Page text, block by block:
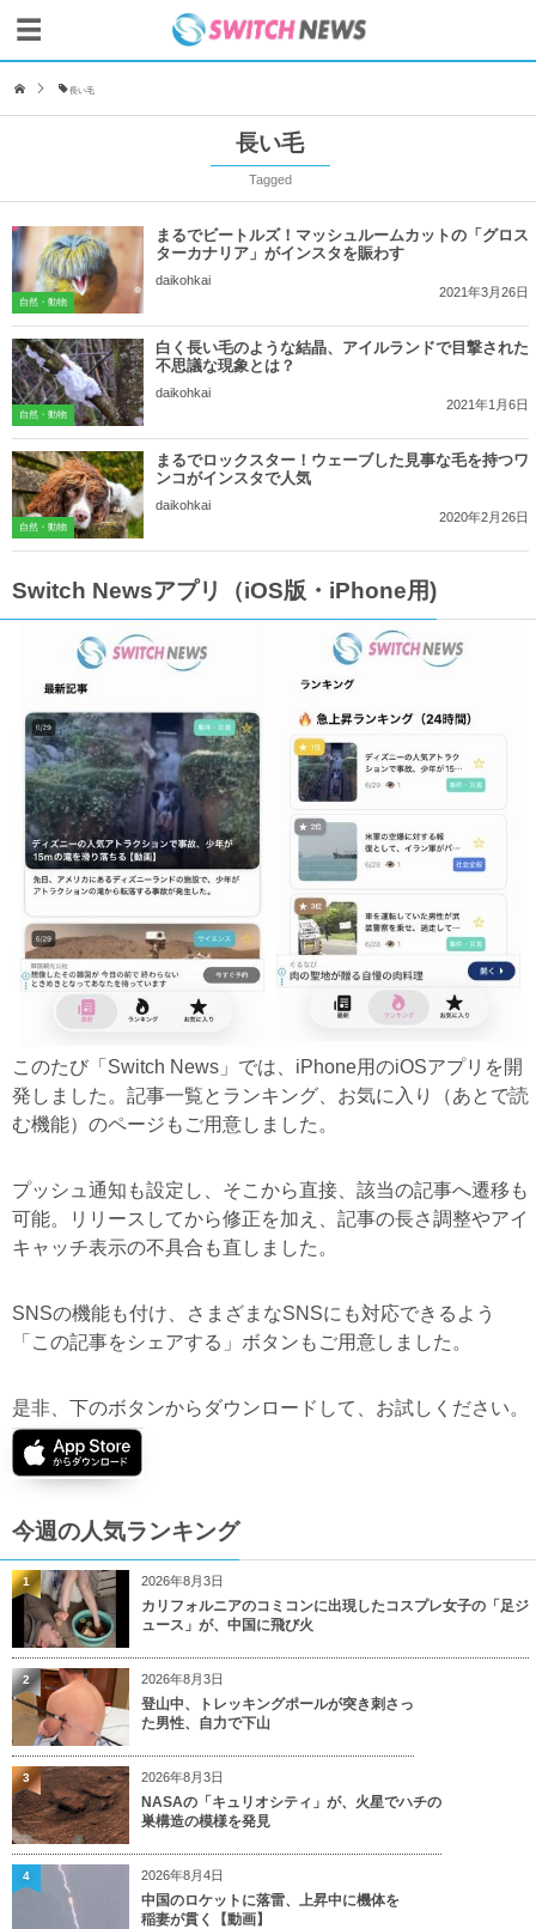
長い毛
長い毛
Tagged
自然・動物
まるでビートルズ！マッシュルームカットの「グロス
ターカナリア」がインスタを賑わす
daikohkai
2021年3月26日
自然・動物
白く長い毛のような結晶、アイルランドで目撃された
不思議な現象とは？
daikohkai
2021年1月6日
自然・動物
まるでロックスター！ウェーブした見事な毛を持つワ
ンコがインスタで人気
daikohkai
2020年2月26日
Switch Newsアプリ（iOS版・iPhone用)
このたび「Switch News」では、iPhone用のiOSアプリを開
発しました。記事一覧とランキング、お気に入り（あとで読
む機能）のページもご用意しました。
プッシュ通知も設定し、そこから直接、該当の記事へ遷移も
可能。リリースしてから修正を加え、記事の長さ調整やアイ
キャッチ表示の不具合も直しました。
SNSの機能も付け、さまざまなSNSにも対応できるよう
「この記事をシェアする」ボタンもご用意しました。
是非、下のボタンからダウンロードして、お試しください。
今週の人気ランキング
2026年8月3日
カリフォルニアのコミコンに出現したコスプレ女子の「足ジ
ュース」が、中国に飛び火
1
2026年8月3日
登山中、トレッキングポールが突き刺さっ
た男性、自力で下山
2
2026年8月3日
NASAの「キュリオシティ」が、火星でハチの
巣構造の模様を発見
3
2026年8月4日
中国のロケットに落雷、上昇中に機体を
稲妻が貫く【動画】
4